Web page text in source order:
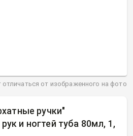
ручки"
и ногтей туба 80мл, 1 ,
от изображенного на фото